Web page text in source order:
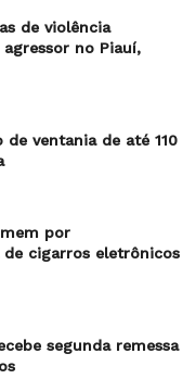
de violência
no Piauí,
ventania de até 110
por
cigarros eletrônicos
segunda remessa